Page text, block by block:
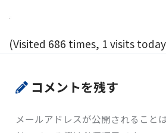
(Visited 686 times, 1 visits
コメントを残す
メールアドレスが公開されること